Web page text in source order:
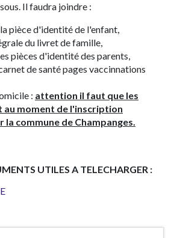
Il faudra joindre :
pièce d'identité de l'enfant,
du livret de famille,
pièces d'identité des parents,
de santé pages vaccinnations
: attention il faut que les
moment de l'inscription
la commune de Champanges.
UTILES A TELECHARGER :